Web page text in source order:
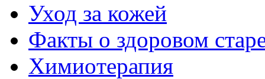
Уход за кожей
Факты о здоровом
Химиoтерапия